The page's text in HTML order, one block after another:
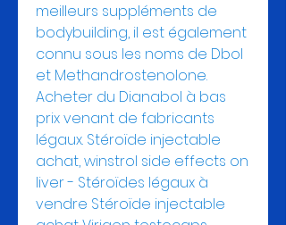
meilleurs suppléments de
bodybuilding, il est également
connu sous les noms de Dbol
et Methandrostenolone.
Acheter du Dianabol à bas
prix venant de fabricants
légaux. Stéroïde injectable
achat, winstrol side effects on
liver - Stéroïdes légaux à
vendre Stéroïde injectable